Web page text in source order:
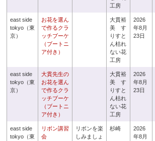
工房
east side
tokyo（東
京）
お花を選ん
で作るクラ
ッチブーケ
（ブートニ
ア付き）
大貫裕
美 す
りすと
ん枯れ
ない花
工房
2026
年8月
23日
east side
tokyo（東
京）
大貫先生の
お花を選ん
で作るクラ
ッチブーケ
（ブートニ
ア付き）
大貫裕
美 す
りすと
ん枯れ
ない花
工房
2026
年8月
23日
east side
tokyo（東
リボン講習
会
リボンを楽
しみましょ
杉崎
2026
年8月